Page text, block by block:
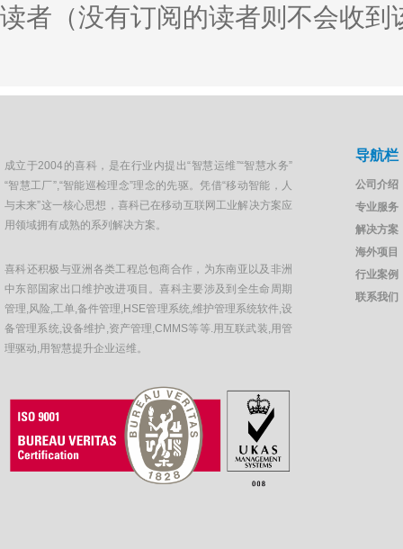
读者（没有订阅的读者则不会收到
成立于2004的喜科，是在行业内提出“智慧运维”“智慧水务”
“智慧工厂”,“智能巡检理念”理念的先驱。凭借“移动智能，人
与未来”这一核心思想，喜科已在移动互联网工业解决方案应
用领域拥有成熟的系列解决方案。
喜科还积极与亚洲各类工程总包商合作，为东南亚以及非洲
中东部国家出口维护改进项目。喜科主要涉及到全生命周期
管理,风险,工单,备件管理,HSE管理系统,维护管理系统软件,设
备管理系统,设备维护,资产管理,CMMS等等.用互联武装,用管
理驱动,用智慧提升企业运维。
导航栏
公司介绍
专业服务
解决方案
海外项目
行业案例
联系我们